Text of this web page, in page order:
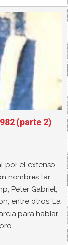
(parte 2)
por el extenso
nombres tan
Peter Gabriel,
entre otros. La
para hablar